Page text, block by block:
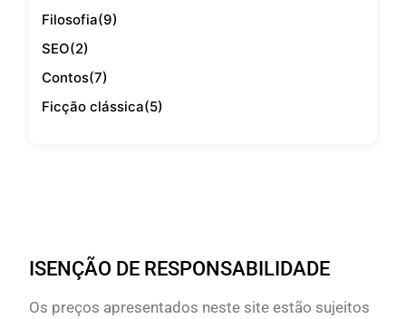
Filosofia(9)
SEO(2)
Contos(7)
Ficção clássica(5)
ISENÇÃO DE RESPONSABILIDADE
Os preços apresentados neste site estão sujeitos